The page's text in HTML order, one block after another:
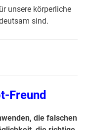
unsere körperliche
sind.
Freund
die falschen